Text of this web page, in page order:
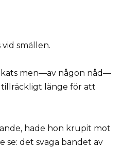
smällen.
men—av någon nåd—
tillräckligt länge för att
hade hon krupit mot
se: det svaga bandet av